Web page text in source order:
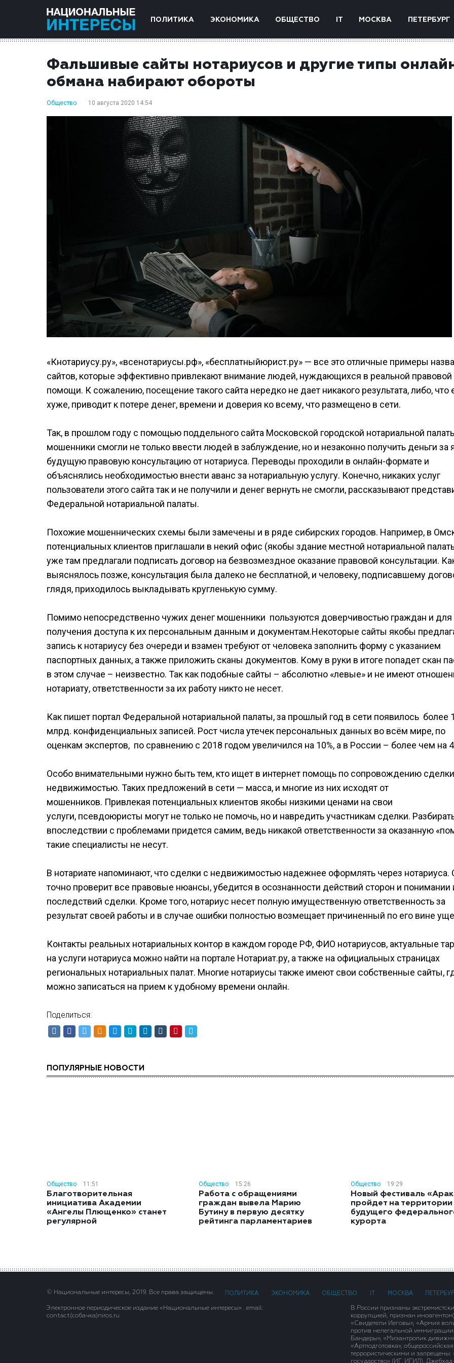
ПОЛИТИКА ЭКОНОМИКА ОБЩЕСТВО IT МОСКВА ПЕТЕРБУРГ
Фальшивые сайты нотариусов и другие типы
обмана набирают обороты
Общество 10 августа 2020 14:54
«Кнотариусу.ру», «всенотариусы.рф», «бесплатныйюрист.ру» — все это отличные примеры
сайтов, которые эффективно привлекают внимание людей, нуждающихся в реальной правовой
помощи. К сожалению, посещение такого сайта нередко не дает никакого результата, либо, что
хуже, приводит к потере денег, времени и доверия ко всему, что размещено в сети.
Так, в прошлом году с помощью поддельного сайта Московской городской нотариальной
мошенники смогли не только ввести людей в заблуждение, но и незаконно получить деньги за
будущую правовую консультацию от нотариуса. Переводы проходили в онлайн-формате и
объяснялись необходимостью внести аванс за нотариальную услугу. Конечно, никаких услуг
пользователи этого сайта так и не получили и денег вернуть не смогли, рассказывают
Федеральной нотариальной палаты.
Похожие мошеннических схемы были замечены и в ряде сибирских городов. Например, в
потенциальных клиентов приглашали в некий офис (якобы здание местной нотариальной
уже там предлагали подписать договор на безвозмездное оказание правовой консультации.
выяснялось позже, консультация была далеко не бесплатной, и человеку, подписавшему
глядя, приходилось выкладывать кругленькую сумму.
Помимо непосредственно чужих денег мошенники пользуются доверчивостью граждан и для
получения доступа к их персональным данным и документам.Некоторые сайты якобы
запись к нотариусу без очереди и взамен требуют от человека заполнить форму с указанием
паспортных данных, а также приложить сканы документов. Кому в руки в итоге попадет скан
в этом случае – неизвестно. Так как подобные сайты – абсолютно «левые» и не имеют
нотариату, ответственности за их работу никто не несет.
Как пишет портал Федеральной нотариальной палаты, за прошлый год в сети появилось более
млрд. конфиденциальных записей. Рост числа утечек персональных данных во всём мире, по
оценкам экспертов, по сравнению с 2018 годом увеличился на 10%, а в России – более чем на
Особо внимательными нужно быть тем, кто ищет в интернет помощь по сопровождению
недвижимостью. Таких предложений в сети — масса, и многие из них исходят от
мошенников. Привлекая потенциальных клиентов якобы низкими ценами на свои
услуги, псевдоюристы могут не только не помочь, но и навредить участникам сделки.
впоследствии с проблемами придется самим, ведь никакой ответственности за оказанную
такие специалисты не несут.
В нотариате напоминают, что сделки с недвижимостью надежнее оформлять через нотариуса.
точно проверит все правовые нюансы, убедится в осознанности действий сторон и понимании
последствий сделки. Кроме того, нотариус несет полную имущественную ответственность за
результат своей работы и в случае ошибки полностью возмещает причиненный по его вине
Контакты реальных нотариальных контор в каждом городе РФ, ФИО нотариусов, актуальные
на услуги нотариуса можно найти на портале Нотариат.ру, а также на официальных страницах
региональных нотариальных палат. Многие нотариусы также имеют свои собственные сайты,
можно записаться на прием к удобному времени онлайн.
Поделиться:
ПОПУЛЯРНЫЕ НОВОСТИ
Общество 11:51
Благотворительная
инициатива Академии
«Ангелы Плющенко» станет
регулярной
Общество 15:26
Работа с обращениями
граждан вывела Марию
Бутину в первую десятку
рейтинга парламентариев
Общество 19:29
Новый фестиваль
пройдет на территории
будущего
курорта
© Национальные интересы, 2019. Все права защищены. ПОЛИТИКА ЭКОНОМИКА ОБЩЕСТВО МОСКВА
Электронное периодическое издание «Национальные интересы» . email:
contact(сoбaчка)niros.ru
В России признаны
коррупцией, признан
«Свидетели Иеговы», «Армия
против нелегальной
Бандеры», «Мизантропик
«Артподготовка»,
террористическими и
государство» (ИГ, ИГИЛ),